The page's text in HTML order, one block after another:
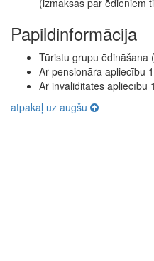
(izmaksas par ēdieniem
Papildinformācija
Tūristu grupu ēdināšana
Ar pensionāra apliecību
Ar invaliditātes apliecību
atpakaļ uz augšu